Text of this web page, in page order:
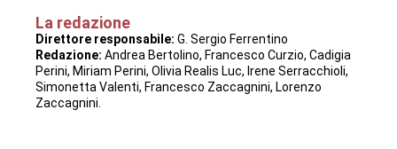
La redazione
Direttore responsabile: G. Sergio Ferrentino
Redazione: Andrea Bertolino, Francesco Curzio, Cadigia
Perini, Miriam Perini, Olivia Realis Luc, Irene Serracchioli,
Simonetta Valenti, Francesco Zaccagnini, Lorenzo
Zaccagnini.